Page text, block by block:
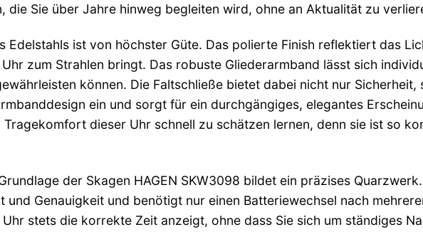
die Sie über Jahre hinweg begleiten wird, ohne an Aktualität zu
Edelstahls ist von höchster Güte. Das polierte Finish reflektiert das
zum Strahlen bringt. Das robuste Gliederarmband lässt sich
können. Die Faltschließe bietet dabei nicht nur Sicherheit,
ein und sorgt für ein durchgängiges, elegantes
dieser Uhr schnell zu schätzen lernen, denn sie ist so
der Skagen HAGEN SKW3098 bildet ein präzises
und Genauigkeit und benötigt nur einen Batteriewechsel nach
stets die korrekte Zeit anzeigt, ohne dass Sie sich um ständiges